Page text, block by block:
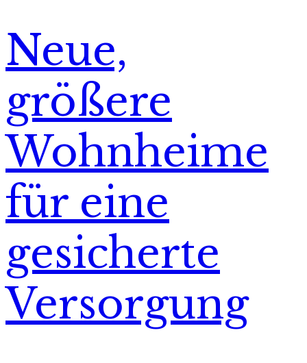
Neue,
größere
Wohnheime
für eine
gesicherte
Versorgung